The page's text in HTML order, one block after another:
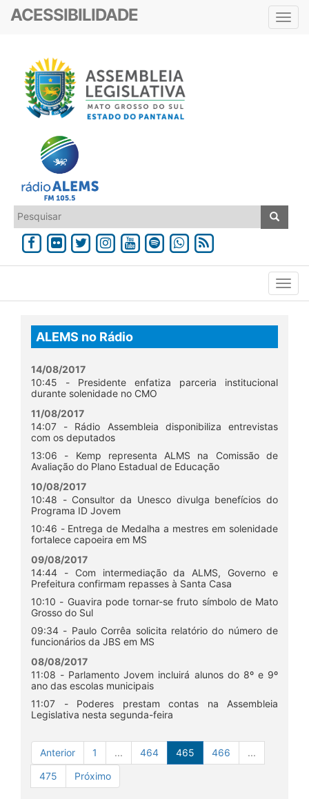
ACESSIBILIDADE
ALEMS no Rádio
14/08/2017
10:45 - Presidente enfatiza parceria institucional
durante solenidade no CMO
11/08/2017
14:07 - Rádio Assembleia disponibiliza entrevistas
com os deputados
13:06 - Kemp representa ALMS na Comissão de
Avaliação do Plano Estadual de Educação
10/08/2017
10:48 - Consultor da Unesco divulga benefícios do
Programa ID Jovem
10:46 - Entrega de Medalha a mestres em solenidade
fortalece capoeira em MS
09/08/2017
14:44 - Com intermediação da ALMS, Governo e
Prefeitura confirmam repasses à Santa Casa
10:10 - Guavira pode tornar-se fruto símbolo de Mato
Grosso do Sul
09:34 - Paulo Corrêa solicita relatório do número de
funcionários da JBS em MS
08/08/2017
11:08 - Parlamento Jovem incluirá alunos do 8º e 9º
ano das escolas municipais
11:07 - Poderes prestam contas na Assembleia
Legislativa nesta segunda-feira
Anterior 1 ... 464 465 466
...
475
Próximo